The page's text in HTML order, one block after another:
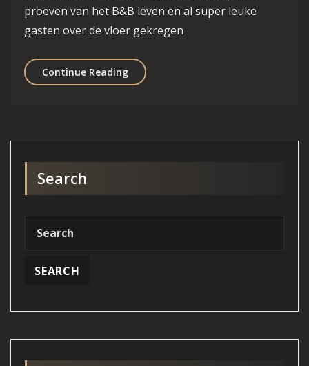
proeven van het B&B leven en al super leuke
gasten over de vloer gekregen
Continue Reading7 Februari 2024
Search